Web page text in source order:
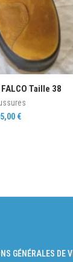
Taille 38
€
GÉNÉRALES DE